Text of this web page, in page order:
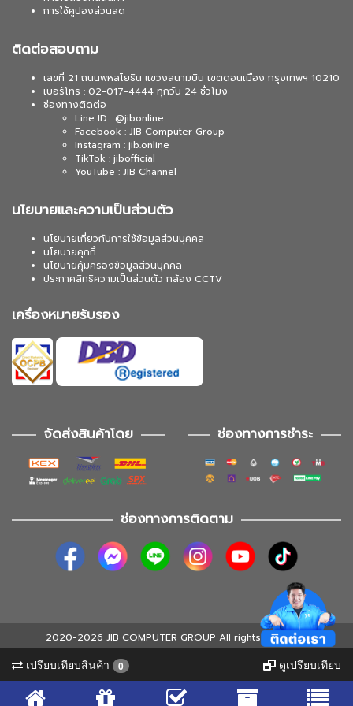
การใช้คูปองส่วนลด
ติดต่อสอบถาม
เลขที่ 21 ถนนพหลโยธิน แขวงสนามบิน เขตดอนเมือง กรุงเทพฯ 10210
เบอร์โทร : 02-017-4444 ทุกวัน 24 ชั่วโมง
ช่องทางติดต่อ
Line ID : @jibonline
Facebook : JIB Computer Group
Instagram : jib.online
TikTok : jibofficial
YouTube : JIB Channel
นโยบายและความเป็นส่วนตัว
นโยบายเกี่ยวกับการใช้ข้อมูลส่วนบุคคล
นโยบายคุกกี้
นโยบายคุ้มครองข้อมูลส่วนบุคคล
ประกาศสิทธิความเป็นส่วนตัว กล้อง CCTV
เครื่องหมายรับรอง
จัดส่งสินค้าโดย ช่องทางการชำระ
ช่องทางการติดตาม
2020-2026 JIB COMPUTER GROUP All rights reserved
เปรียบเทียบสินค้า 0 ดูเปรียบเทียบ